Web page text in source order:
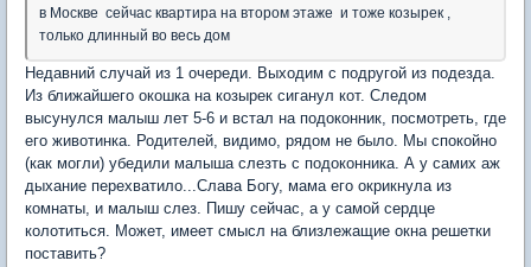
в Москве сейчас квартира на втором этаже и тоже козырек ,
только длинный во весь дом
Недавний случай из 1 очереди. Выходим с подругой из подезда.
Из ближайшего окошка на козырек сиганул кот. Следом
высунулся малыш лет 5-6 и встал на подоконник, посмотреть, где
его животинка. Родителей, видимо, рядом не было. Мы спокойно
(как могли) убедили малыша слезть с подоконника. А у самих аж
дыхание перехватило...Слава Богу, мама его окрикнула из
комнаты, и малыш слез. Пишу сейчас, а у самой сердце
колотиться. Может, имеет смысл на близлежащие окна решетки
поставить?